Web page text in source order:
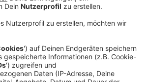
Das geht zum Beispiel online, aber
Das neue Ausbildungsjahr
können das